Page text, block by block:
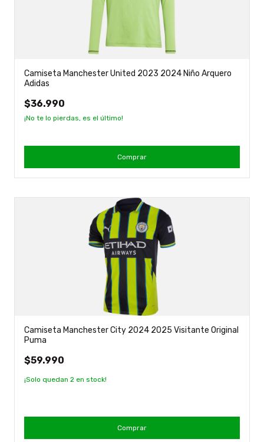
Camiseta Manchester United 2023 2024 Niño Arquero
Adidas
$36.990
¡No te lo pierdas, es el último!
Comprar
Camiseta Manchester City 2024 2025 Visitante Original
Puma
$59.990
¡Solo quedan 2 en stock!
Comprar